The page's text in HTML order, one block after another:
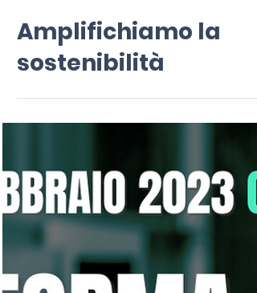
1 mar 2023 Tempo di lettura: 2 min
Amplifichiamo la
sostenibilità